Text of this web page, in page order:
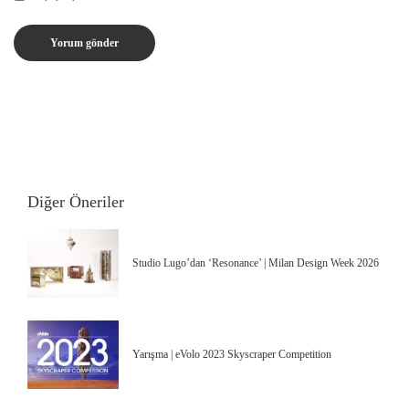
Diğer Öneriler
Studio Lugo’dan ‘Resonance’ | Milan Design Week 2026
Yarışma | eVolo 2023 Skyscraper Competition